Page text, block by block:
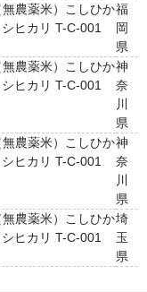
無農薬米）こしひか
ヒカリ T-C-001
福
岡
県
無農薬米）こしひか
ヒカリ T-C-001
神
奈
川
県
無農薬米）こしひか
ヒカリ T-C-001
神
奈
川
県
無農薬米）こしひか
ヒカリ T-C-001
埼
玉
県